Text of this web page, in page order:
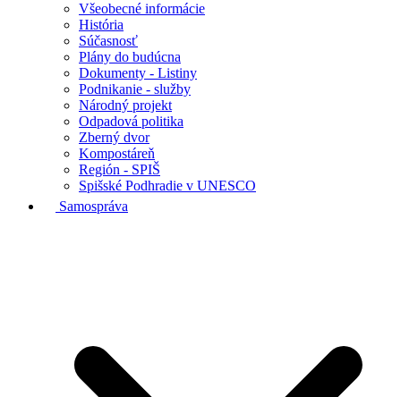
Všeobecné informácie
História
Súčasnosť
Plány do budúcna
Dokumenty - Listiny
Podnikanie - služby
Národný projekt
Odpadová politika
Zberný dvor
Kompostáreň
Región - SPIŠ
Spišské Podhradie v UNESCO
Samospráva